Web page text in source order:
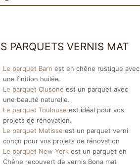
PARQUETS VERNIS MAT
Le parquet Barn est en chêne rustique avec
une finition huilée.
Le parquet Clusone est un parquet avec
une beauté naturelle.
Le parquet Toulouse est idéal pour vos
projets de rénovation.
Le parquet Matisse est un parquet verni
conçu pour vos projets de rénovation
Le parquet New Yorkest un parquet en
Chêne recouvert de vernis Bona mat